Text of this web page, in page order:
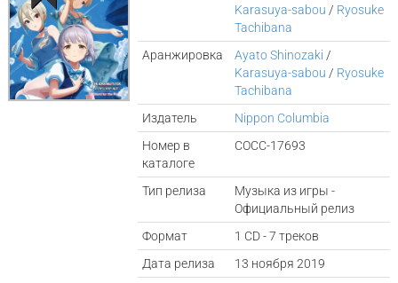
Karasuya-sabou / Ryosuke
Tachibana
Аранжировка
Ayato Shinozaki /
Karasuya-sabou / Ryosuke
Tachibana
Издатель
Nippon Columbia
Номер в
каталоге
COCC-17693
Тип релиза
Музыка из игры -
Официальный релиз
Формат
1 CD - 7 треков
Дата релиза
13 ноября 2019